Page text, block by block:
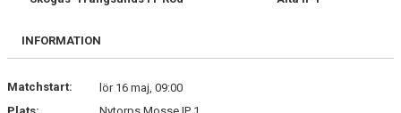
BILDGALLERI
INFORMATION
Matchstart:
lör 16 maj, 09:00